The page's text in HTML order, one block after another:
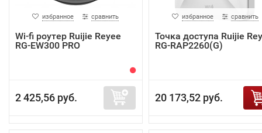
избранное сравнить
Wi-fi роутер Ruijie Reyee
RG-EW300 PRO
2 425,56 руб.
избранное сравнить
Точка доступа Ruijie
RG-RAP2260(G)
20 173,52 руб.